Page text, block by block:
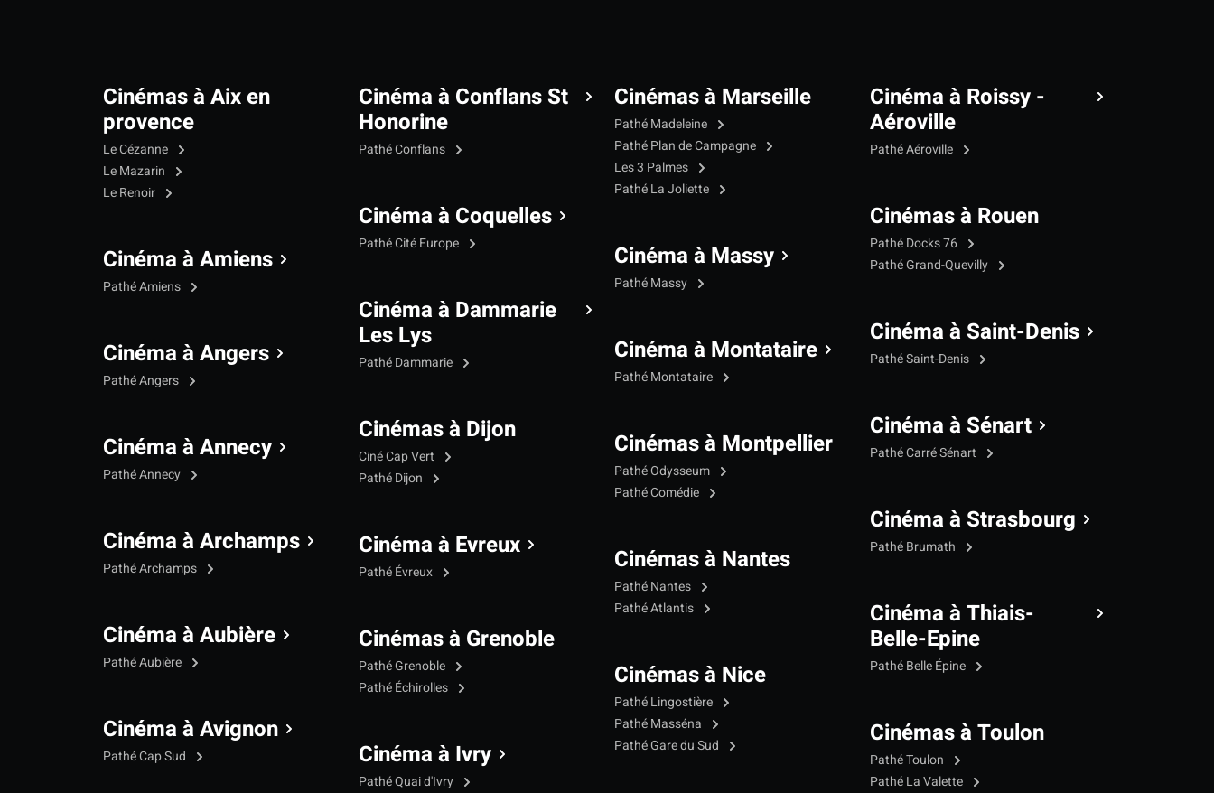
Cinémas à Aix en
provence
Le Cézanne
Le Mazarin
Le Renoir
Cinéma à Amiens
Pathé Amiens
Cinéma à Angers
Pathé Angers
Cinéma à Annecy
Pathé Annecy
Cinéma à Archamps
Pathé Archamps
Cinéma à Aubière
Pathé Aubière
Cinéma à Avignon
Pathé Cap Sud
Cinéma à Conflans St
Honorine
Pathé Conflans
Cinéma à Coquelles
Pathé Cité Europe
Cinéma à Dammarie
Les Lys
Pathé Dammarie
Cinémas à Dijon
Ciné Cap Vert
Pathé Dijon
Cinéma à Evreux
Pathé Évreux
Cinémas à Grenoble
Pathé Grenoble
Pathé Échirolles
Cinéma à Ivry
Pathé Quai d'Ivry
Cinémas à Marseille
Pathé Madeleine
Pathé Plan de Campagne
Les 3 Palmes
Pathé La Joliette
Cinéma à Massy
Pathé Massy
Cinéma à Montataire
Pathé Montataire
Cinémas à Montpellier
Pathé Odysseum
Pathé Comédie
Cinémas à Nantes
Pathé Nantes
Pathé Atlantis
Cinémas à Nice
Pathé Lingostière
Pathé Masséna
Pathé Gare du Sud
Cinéma à Roissy -
Aéroville
Pathé Aéroville
Cinémas à Rouen
Pathé Docks 76
Pathé Grand-Quevilly
Cinéma à Saint-Denis
Pathé Saint-Denis
Cinéma à Sénart
Pathé Carré Sénart
Cinéma à Strasbourg
Pathé Brumath
Cinéma à Thiais-
Belle-Epine
Pathé Belle Épine
Cinémas à Toulon
Pathé Toulon
Pathé La Valette